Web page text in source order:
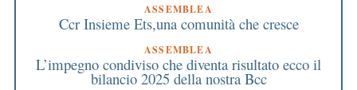
ASSEMBLEA
Ccr Insieme Ets,una comunità che cresce
ASSEMBLEA
L’impegno condiviso che diventa risultato ecco il
bilancio 2025 della nostra Bcc